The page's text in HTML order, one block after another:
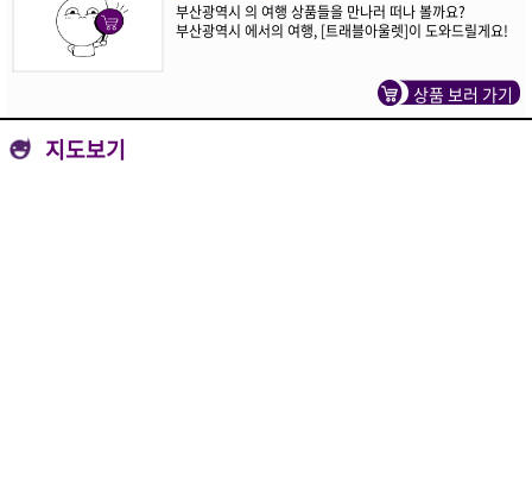
부산광역시 의 여행 상품들을 만나러 떠나 볼까요?
부산광역시 에서의 여행, [트래블아울렛]이 도와드릴게요!
상품 보러 가기
지도보기